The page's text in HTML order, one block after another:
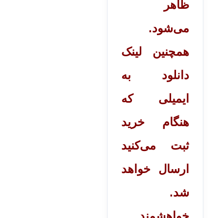
ظاهر
می‌شود.
همچنین لینک
دانلود به
ایمیلی که
هنگام خرید
ثبت می‌کنید
ارسال خواهد
شد.